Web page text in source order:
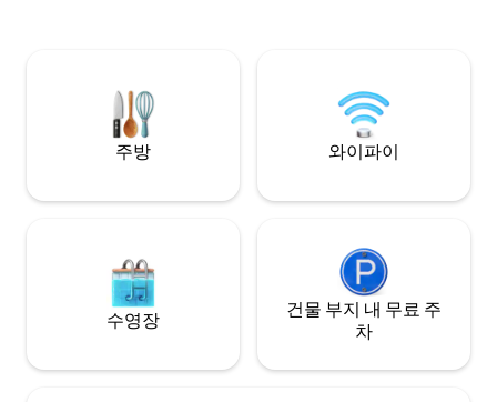
지 쉽게 접근 가능.
주방 와이파이
수영장
건물 부지 내 무료 주
차